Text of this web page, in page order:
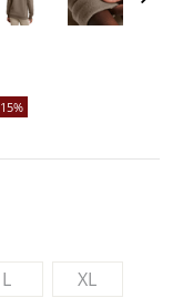
L XL